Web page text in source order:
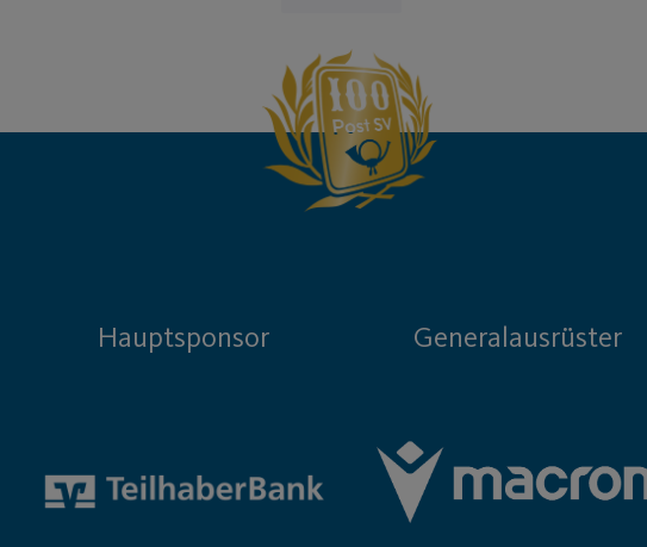
Hauptsponsor Generalausrüster